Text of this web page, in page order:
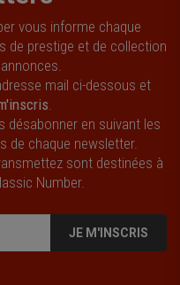
vous informe chaque
de prestige et de collection
mail ci-dessous et
en suivant les
de chaque newsletter.
sont destinées à
Number.
JE M'INSCRIS